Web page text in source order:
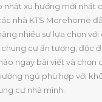
nhật xu hướng mới nhất
nhà KTS Morehome
nhiều sự lựa chọn với
cư ấn tượng, độc
ngay bài viết và chọn
ngủ phù hợp với
cư nhà mình.